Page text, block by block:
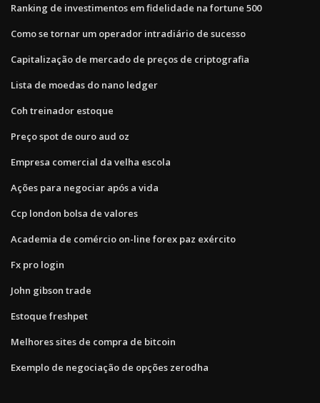
Ranking de investimentos em fidelidade na fortune 500
Como se tornar um operador intradiário de sucesso
Capitalização de mercado de preços de criptografia
Lista de moedas do nano ledger
Coh treinador estoque
Preço spot de ouro aud oz
Empresa comercial da velha escola
Ações para negociar após a vida
Ccp london bolsa de valores
Academia de comércio on-line forex paz exército
Fx pro login
John gibson trade
Estoque freshpet
Melhores sites de compra de bitcoin
Exemplo de negociação de opções zerodha